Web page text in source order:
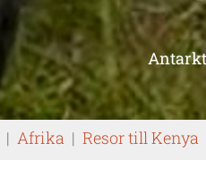
| Afrika | Resor till Kenya